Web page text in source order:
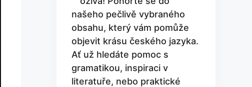
našeho pečlivě vybraného
obsahu, který vám pomůže
objevit krásu českého jazyka.
Ať už hledáte pomoc s
gramatikou, inspiraci v
literatuře, nebo praktické